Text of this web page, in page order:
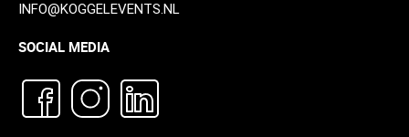
INFO@KOGGELEVENTS.NL
SOCIAL MEDIA